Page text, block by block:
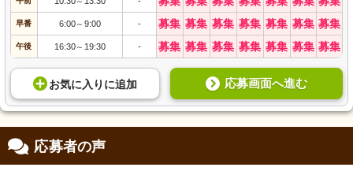
早番 6:00～ 9:00 - 募集 募集 募集 募集 募集 募集 募集
午後 16:30～ 19:30 - 募集 募集 募集 募集 募集 募集 募集
お気に入り に追加 応募画面へ進む
応募者の声